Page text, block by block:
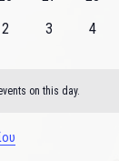
0
2
0
3
0
4
on this day.